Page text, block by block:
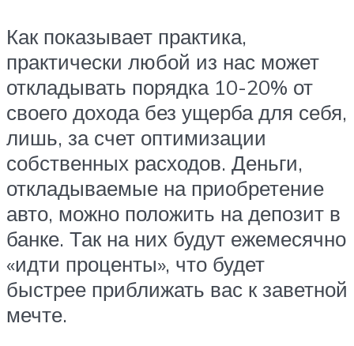
Как показывает практика,
практически любой из нас может
откладывать порядка 10-20% от
своего дохода без ущерба для себя,
лишь, за счет оптимизации
собственных расходов. Деньги,
откладываемые на приобретение
авто, можно положить на депозит в
банке. Так на них будут ежемесячно
«идти проценты», что будет
быстрее приближать вас к заветной
мечте.